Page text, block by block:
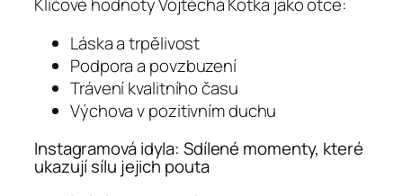
Láska a trpělivost
Podpora a povzbuzení
Trávení kvalitního času
Výchova v pozitivním duchu
Instagramová idyla: Sdílené momenty, které
ukazují sílu jejich pouta